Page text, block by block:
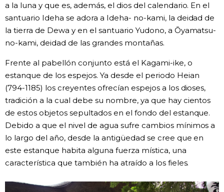
a la luna y que es, además, el dios del calendario. En el
santuario Ideha se adora a Ideha- no-kami, la deidad de
la tierra de Dewa y en el santuario Yudono, a Ōyamatsu-
no-kami, deidad de las grandes montañas.
Frente al pabellón conjunto está el Kagami-ike, o
estanque de los espejos. Ya desde el periodo Heian
(794-1185) los creyentes ofrecían espejos a los dioses,
tradición a la cual debe su nombre, ya que hay cientos
de estos objetos sepultados en el fondo del estanque.
Debido a que el nivel de agua sufre cambios mínimos a
lo largo del año, desde la antigüedad se cree que en
este estanque habita alguna fuerza mística, una
característica que también ha atraído a los fieles.